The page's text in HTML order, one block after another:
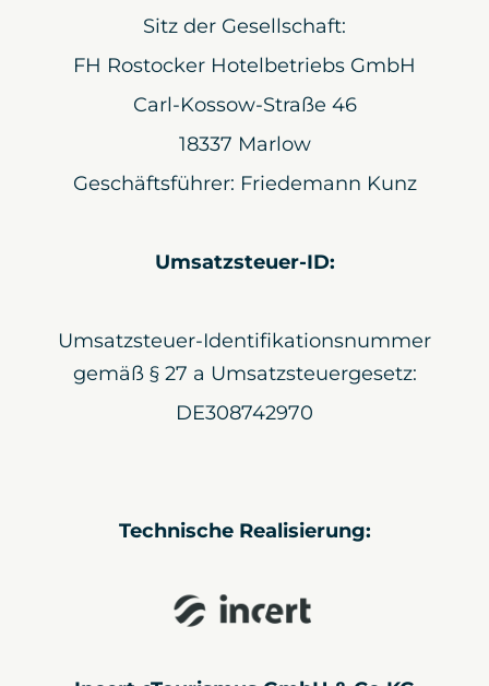
Sitz der Gesellschaft:
FH Rostocker Hotelbetriebs GmbH
Carl-Kossow-Straße 46
18337 Marlow
Geschäftsführer: Friedemann Kunz
Umsatzsteuer-ID:
Umsatzsteuer-Identifikationsnummer
gemäß § 27 a Umsatzsteuergesetz:
DE308742970
Technische Realisierung: